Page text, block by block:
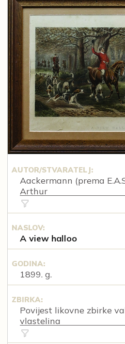
AUTOR/STVARATELJ:
Aackermann (prema
Arthur
NASLOV:
A view halloo
GODINA:
1899. g.
ZBIRKA:
Povijest likovne zbirke
vlastelina